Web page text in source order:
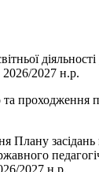
2026/2027 н.р.
та проходження
Плану засідань
2027 н.р.